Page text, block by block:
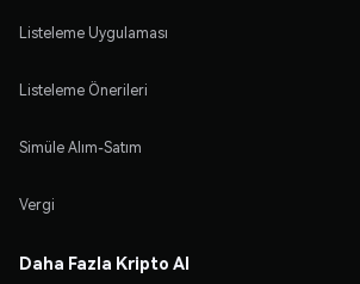
Listeleme Uygulaması
Listeleme Önerileri
Simüle Alım-Satım
Vergi
Daha Fazla Kripto Al